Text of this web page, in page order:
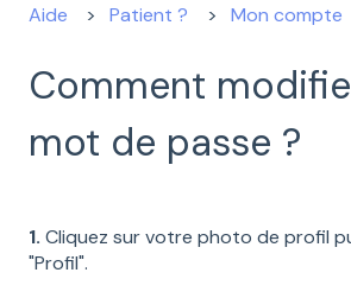
Aide Patient ? Mon compte
Comment
mot de passe ?
1. Cliquez sur votre photo de profil
"Profil".